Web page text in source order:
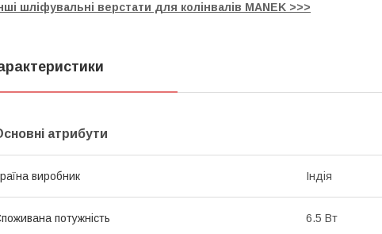
шліфувальні верстати для колінвалів MANEK >>>
атрибути
виробник Індія
потужність 6.5 Вт